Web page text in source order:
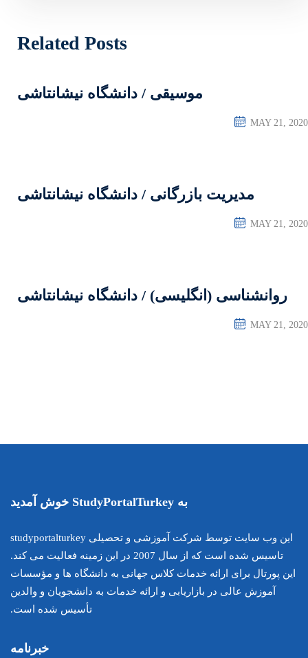
/ دانشگاه نیشانتاشی
/ دانشگاه نیشانتاشی
/ دانشگاه نیشانتاشی
این وب سایت توسط شرکت آموزشی و تحصیلی studyportalturkey
تاسیس شده است که از سال 2007 در این زمینه فعالیت می کند.
جهانی به دانشگاه ها و مؤسسات
خدمات به دانشجویان و والدین